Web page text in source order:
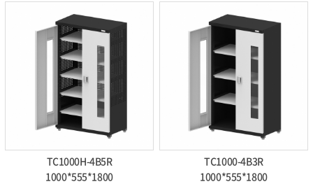
TC1000H-4B5R
1000*555*1800
TC1000-4B3R
1000*555*1800